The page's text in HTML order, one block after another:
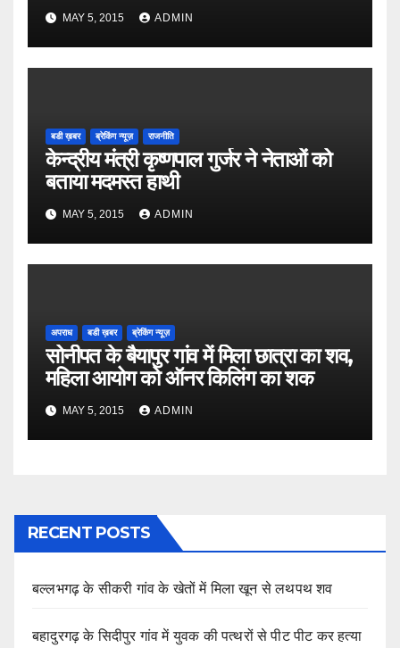
MAY 5, 2015 ADMIN
बडी ख़बर ब्रेकिंग न्यूज़ राजनीति
केन्द्रीय मंत्री कृष्णपाल गुर्जर ने नेताओं को
बताया मदमस्त हाथी
MAY 5, 2015 ADMIN
अपराध बडी ख़बर ब्रेकिंग न्यूज़
सोनीपत के बैयापुर गांव में मिला छात्रा का शव,
महिला आयोग को ऑनर किलिंग का शक
MAY 5, 2015 ADMIN
RECENT POSTS
बल्लभगढ़ के सीकरी गांव के खेतों में मिला खून से लथपथ शव
बहादुरगढ़ के सिदीपुर गांव में युवक की पत्थरों से पीट पीट कर हत्या